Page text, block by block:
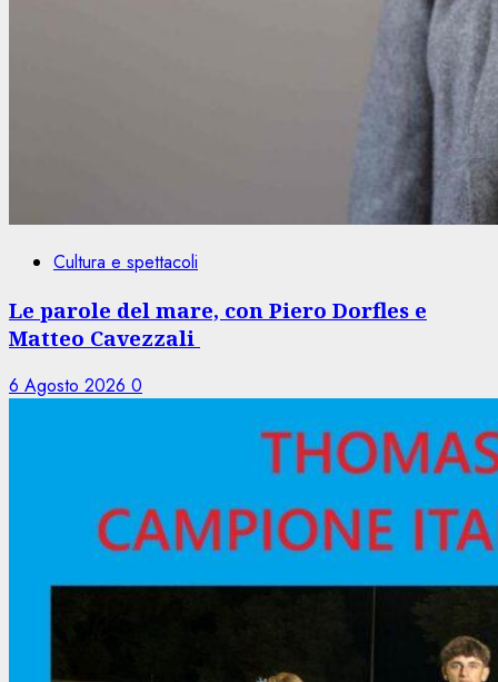
Cultura e spettacoli
Le parole del mare, con Piero Dorfles e
Matteo Cavezzali
6 Agosto 2026 0